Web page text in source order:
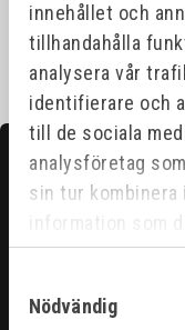
innehållet och
tillhandahålla
analysera vår
identifierare och
till de sociala
analysföretag
sin tur kombinera
information som
har samlat in när
Nödvändig
Kontakta oss
Hittar du inte
Våra säljare är